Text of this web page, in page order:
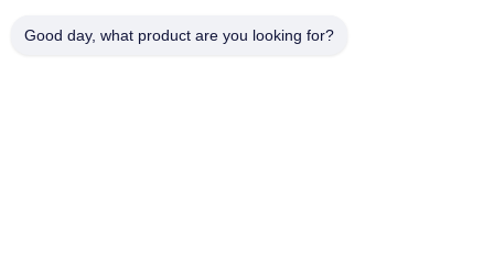
ติดต่อเรา
Good day, what product are you looking for?